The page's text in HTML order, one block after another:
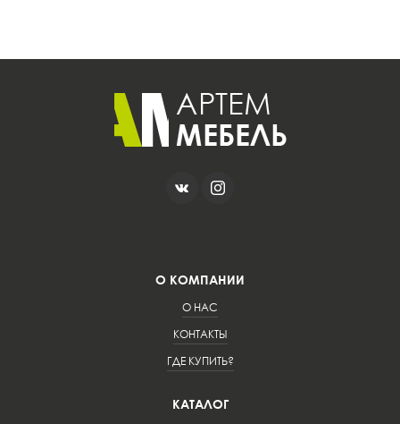
О КОМПАНИИ
О НАС
КОНТАКТЫ
ГДЕ КУПИТЬ?
КАТАЛОГ